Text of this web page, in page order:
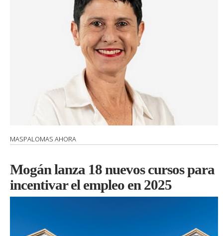
MASPALOMAS AHORA
Mogán lanza 18 nuevos cursos para
incentivar el empleo en 2025